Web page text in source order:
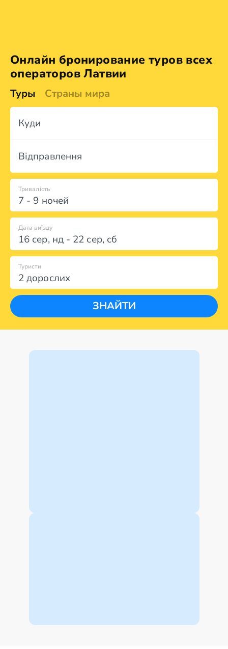
Онлайн бронирование туров всех
операторов Латвии
Туры Страны мира
Куди
Відправлення
7 - 9 ночей
Тривалість
Дата виїзду
16 сер, нд- 22 сер, сб
2 дорослих
Туристи
ЗНАЙТИ